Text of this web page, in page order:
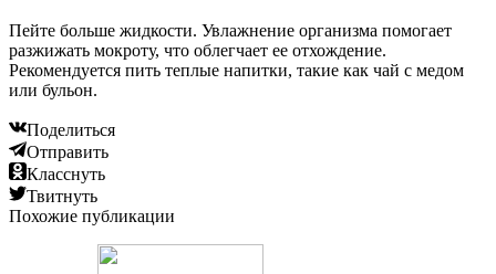
Пейте больше жидкости. Увлажнение организма помогает
разжижать мокроту, что облегчает ее отхождение.
Рекомендуется пить теплые напитки, такие как чай с медом
или бульон.
Поделиться
Отправить
Класснуть
Твитнуть
Похожие публикации